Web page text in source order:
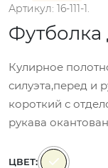
Артикул: 16-111-1.
Футболка
Кулирное
силуэта,перед и
короткий с
рукава
ЦВЕТ: